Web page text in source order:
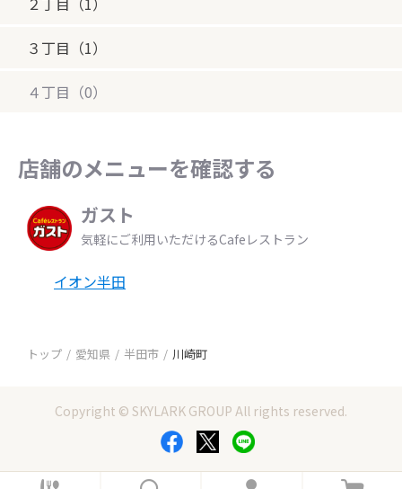
３丁目（1）
４丁目（0）
店舗のメニューを確認する
ガスト
気軽にご利用いただけるCafeレストラン
イオン半田
トップ 愛知県 半田市 川崎町
Copyright © SKYLARK GROUP All rights reserved.